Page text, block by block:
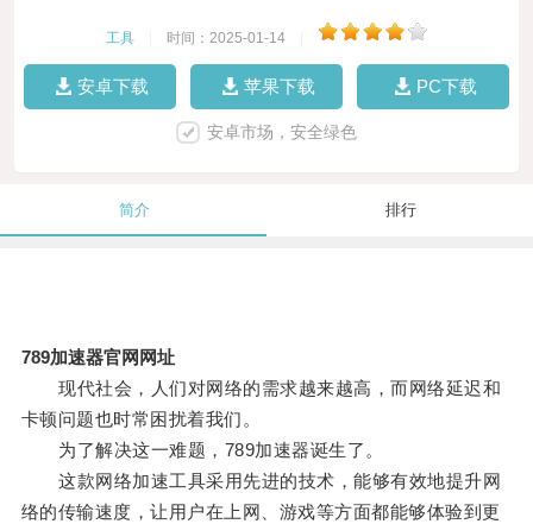
工具 时间：2025-01-14
安卓下载 苹果下载 PC下载
安卓市场，安全绿色
简介 排行
789加速器官网网址
现代社会，人们对网络的需求越来越高，而网络延迟和
卡顿问题也时常困扰着我们。
为了解决这一难题，789加速器诞生了。
这款网络加速工具采用先进的技术，能够有效地提升网
络的传输速度，让用户在上网、游戏等方面都能够体验到更